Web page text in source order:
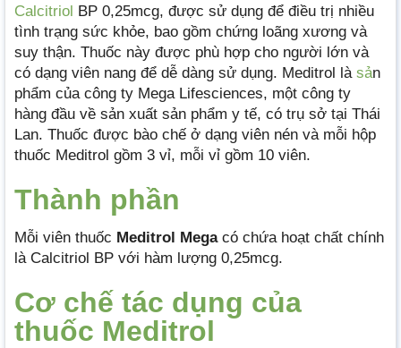
Calcitriol BP 0,25mcg, được sử dụng để điều trị nhiều
tình trạng sức khỏe, bao gồm chứng loãng xương và
suy thận. Thuốc này được phù hợp cho người lớn và
có dạng viên nang để dễ dàng sử dụng. Meditrol là sản
phẩm của công ty Mega Lifesciences, một công ty
hàng đầu về sản xuất sản phẩm y tế, có trụ sở tại Thái
Lan. Thuốc được bào chế ở dạng viên nén và mỗi hộp
thuốc Meditrol gồm 3 vỉ, mỗi vỉ gồm 10 viên.
Thành phần
Mỗi viên thuốc Meditrol Megacó chứa hoạt chất chính
là Calcitriol BP với hàm lượng 0,25mcg.
Cơ chế tác dụng của
thuốc Meditrol